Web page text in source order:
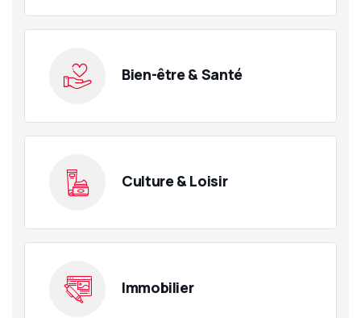
Bien-être & Santé
Culture & Loisir
Immobilier